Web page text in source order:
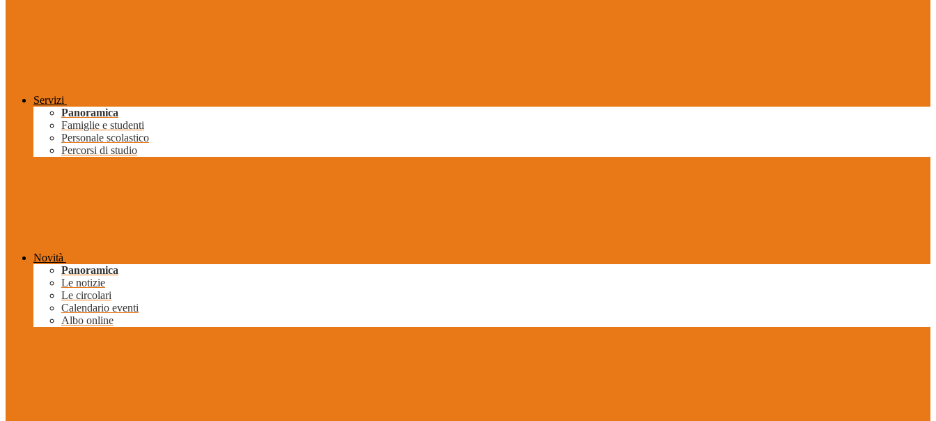
Servizi
Panoramica
Famiglie e studenti
Personale scolastico
Percorsi di studio
Novità
Panoramica
Le notizie
Le circolari
Calendario eventi
Albo online